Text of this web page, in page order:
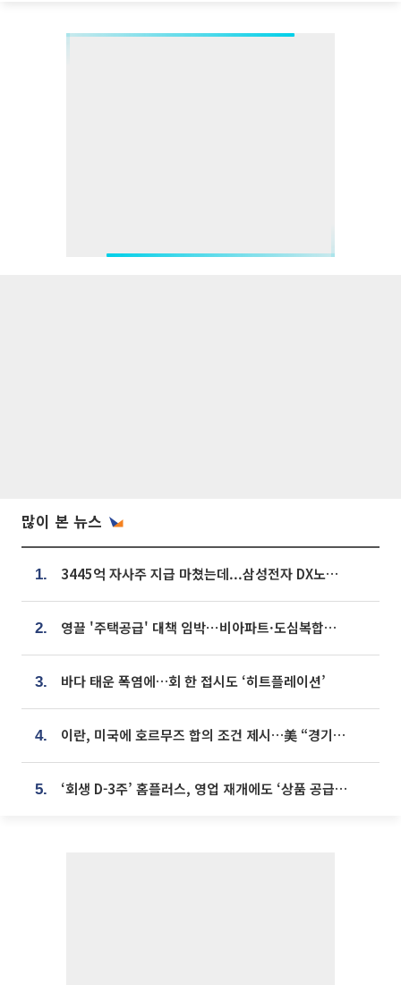
많이 본 뉴스
1. 3445억 자사주 지급 마쳤는데...삼성전자 DX노조, 뒤늦은 '떼쓰기 집회'
2. 영끌 '주택공급' 대책 임박⋯비아파트·도심복합까지 총동원
3. 바다 태운 폭염에…회 한 접시도 ‘히트플레이션’
4. 이란, 미국에 호르무즈 합의 조건 제시…美 “경기 아직 안 끝나” [종합]
5. ‘회생 D-3주’ 홈플러스, 영업 재개에도 ‘상품 공급망’ 복구가 생존 관건